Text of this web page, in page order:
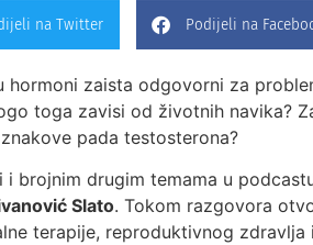
na Twitter Podijeli na
hormoni zaista odgovorni za
toga zavisi od životnih navika?
pada testosterona?
i brojnim drugim temama u
Slato. Tokom razgovora
terapije, reproduktivnog zdravlja